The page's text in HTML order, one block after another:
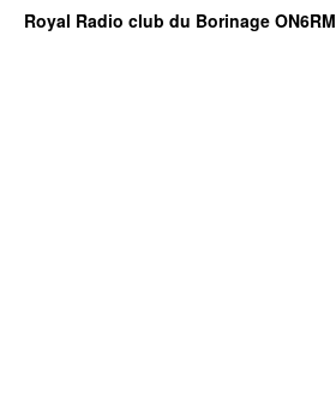
Royal Radio club du Borinage ON6RM